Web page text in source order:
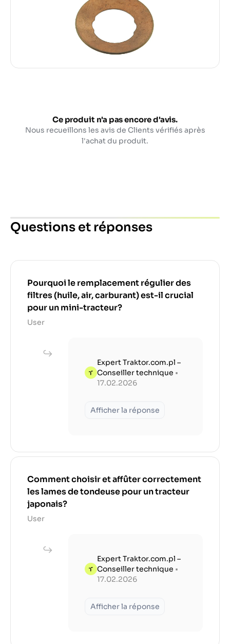
Ce produit n'a pas encore d'avis.
Nous recueillons les avis de Clients vérifiés après
l'achat du produit.
Questions et réponses
Pourquoi le remplacement régulier des
filtres (huile, air, carburant) est-il crucial
pour un mini-tracteur?
User
Expert Traktor.com.pl –
Conseiller technique •
17.02.2026
Afficher la réponse
Comment choisir et affûter correctement
les lames de tondeuse pour un tracteur
japonais?
User
Expert Traktor.com.pl –
Conseiller technique •
17.02.2026
Afficher la réponse